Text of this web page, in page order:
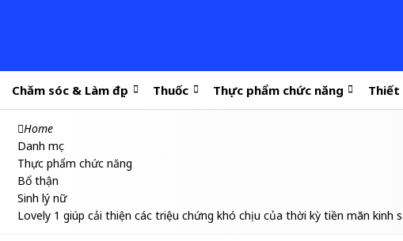
Chăm sóc & Làm đẹp Thuốc Thực phẩm chức năng Thiết
Home
Danh mục
Thực phẩm chức năng
Bổ thận
Sinh lý nữ
Lovely 1 giúp cải thiện các triệu chứng khó chịu của thời kỳ tiền mãn kinh